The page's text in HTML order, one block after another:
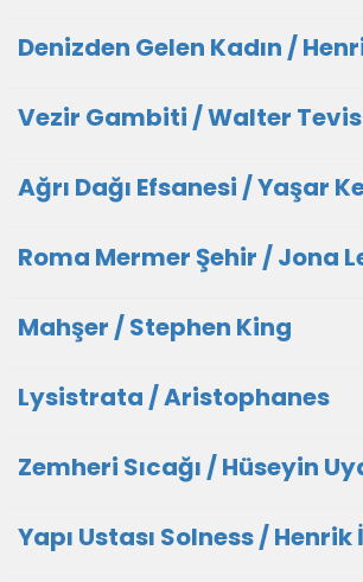
Denizden Gelen Kadın /
Vezir Gambiti / Walter Tevis
Ağrı Dağı Efsanesi / Yaşar
Roma Mermer Şehir / Jona
Mahşer / Stephen King
Lysistrata / Aristophanes
Zemheri Sıcağı / Hüseyin
Yapı Ustası Solness / Henrik